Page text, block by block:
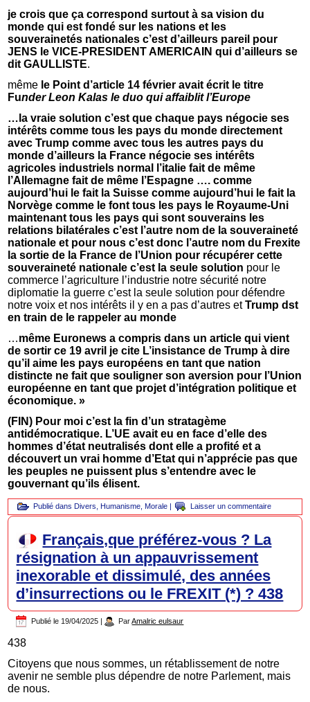
je crois que ça correspond surtout à sa vision du
monde qui est fondé sur les nations et les
souverainetés nationales c’est d’ailleurs pareil pour
JENS le VICE-PRESIDENT AMERICAIN qui d’ailleurs se
dit GAULLISTE.
même le Point d’article 14 février avait écrit le titre
Funder Leon Kalas le duo qui affaiblit l’Europe
…la vraie solution c’est que chaque pays négocie ses
intérêts comme tous les pays du monde directement
avec Trump comme avec tous les autres pays du
monde d’ailleurs la France négocie ses intérêts
agricoles industriels normal l’italie fait de même
l’Allemagne fait de même l’Espagne …. comme
aujourd’hui le fait la Suisse comme aujourd’hui le fait la
Norvège comme le font tous les pays le Royaume-Uni
maintenant tous les pays qui sont souverains les
relations bilatérales c’est l’autre nom de la souveraineté
nationale et pour nous c’est donc l’autre nom du Frexite
la sortie de la France de l’Union pour récupérer cette
souveraineté nationale c’est la seule solution pour le
commerce l’agriculture l’industrie notre sécurité notre
diplomatie la guerre c’est la seule solution pour défendre
notre voix et nos intérêts il y en a pas d’autres etTrump dst
en train de le rappeler au monde
…même Euronews a compris dans un article qui vient
de sortir ce 19 avril je cite L’insistance de Trump à dire
qu’il aime les pays européens en tant que nation
distincte ne fait que souligner son aversion pour l’Union
européenne en tant que projet d’intégration politique et
économique. »
(FIN) Pour moi c’est la fin d’un stratagème
antidémocratique. L’UE avait eu en face d’elle des
hommes d’état neutralisés dont elle a profité et a
découvert un vrai homme d’Etat qui n’apprécie pas que
les peuples ne puissent plus s’entendre avec le
gouvernant qu’ils élisent.
Publié dans Divers Humanisme Morale | Laisser un commentaire
Français,que préférez-vous ? La
résignation à un appauvrissement
inexorable et dissimulé, des années
d’insurrections ou le FREXIT (*) ? 438
Publié le 19/04/2025 | Par Amalric eulsaur
438
Citoyens que nous sommes, un rétablissement de notre
avenir ne semble plus dépendre de notre Parlement, mais
de nous.